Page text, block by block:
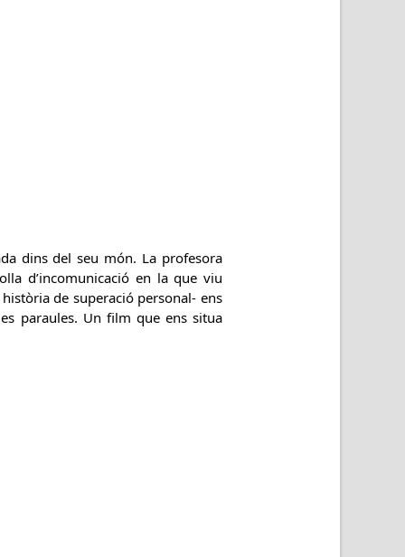
dins del seu món. La profesora
d’incomunicació en la que viu
de superació personal- ens
paraules. Un film que ens situa